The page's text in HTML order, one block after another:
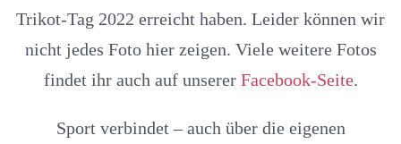
Trikot-Tag 2022 erreicht haben. Leider können wir
nicht jedes Foto hier zeigen. Viele weitere Fotos
findet ihr auch auf unserer Facebook-Seite.
Sport verbindet – auch über die eigenen